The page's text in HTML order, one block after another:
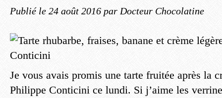
Publié le 24 août 2016 par Docteur Chocolatine
Je vous avais promis une tarte fruitée après la
Philippe Conticini ce lundi. Si j’aime les